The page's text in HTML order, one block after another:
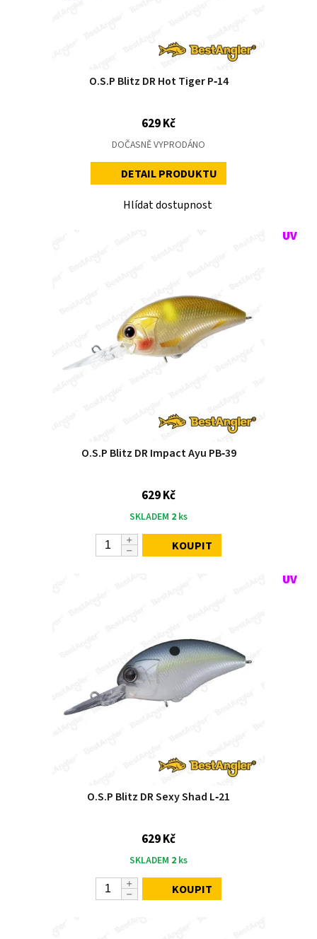
O.S.P Blitz DR Hot Tiger P‑14
629 Kč
DOČASNĚ VYPRODÁNO
DETAIL PRODUKTU
Hlídat dostupnost
O.S.P Blitz DR Impact Ayu PB‑39
629 Kč
SKLADEM 2 ks
KOUPIT
O.S.P Blitz DR Sexy Shad L‑21
629 Kč
SKLADEM 2 ks
KOUPIT